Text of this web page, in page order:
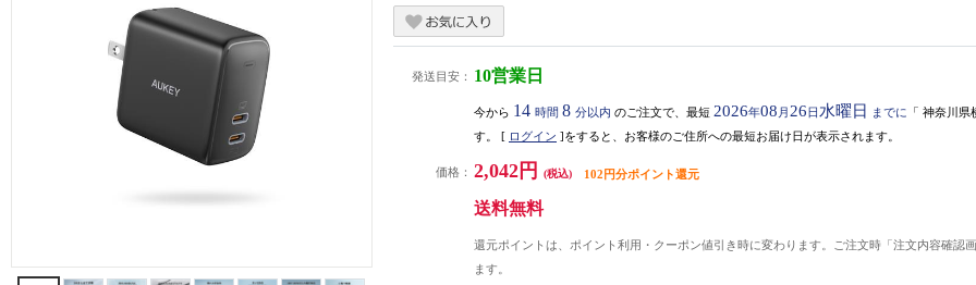
発送目安： 10営業日
今から 14 時間 8 分以内 のご注文で、最短 2026年08 月 26日 水曜日 までに 「 神奈川県
す。 [ ログイン ]をすると、お客様のご住所への最短お届け日が表示されます。
価格： 2,042円 (税込) 102円分ポイント還元
送料無料
還元ポイントは、ポイント利用・クーポン値引き時に変わります。ご注文時「注文内容確認
ます。